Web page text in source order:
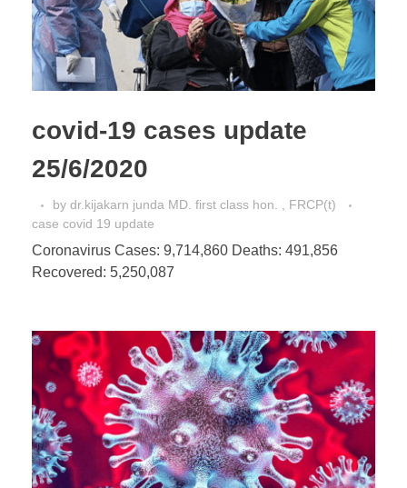
covid-19 cases update
25/6/2020
by dr.kijakarn junda MD. first class hon. , FRCP(t)
case covid 19 update
Coronavirus Cases: 9,714,860 Deaths: 491,856
Recovered: 5,250,087